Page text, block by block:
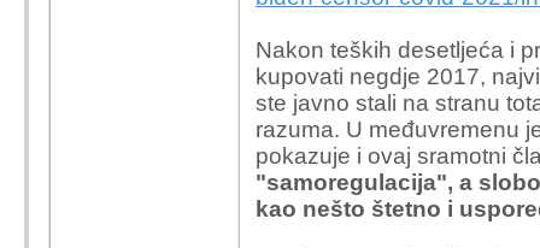
Nakon teških desetljeća i
kupovati negdje 2017,
ste javno stali na stranu
razuma. U međuvremenu
pokazuje i ovaj sramotni
"samoregulacija", a
kao nešto štetno i